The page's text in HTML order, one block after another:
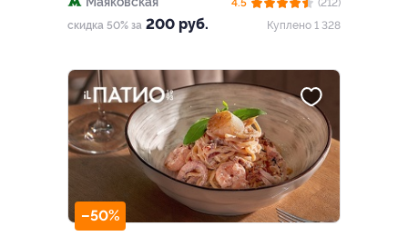
скидка 50% за 200 руб.
4.5
(212)
Куплено 1 328
–50%